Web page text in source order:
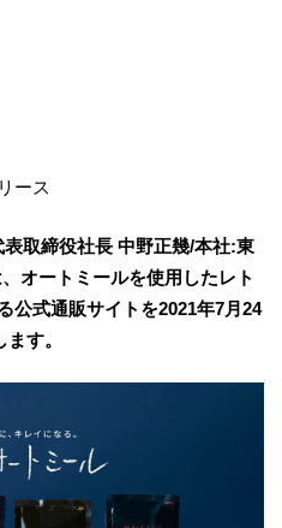
ース
取締役社⻑ 中野正幾/本社:東
オートミールを使用したレト
公式通販サイトを2021年7月24
す。